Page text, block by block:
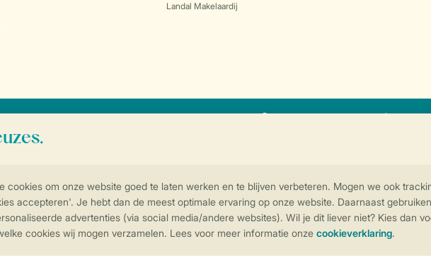
Instellingen wijzigen
Landal Makelaardij